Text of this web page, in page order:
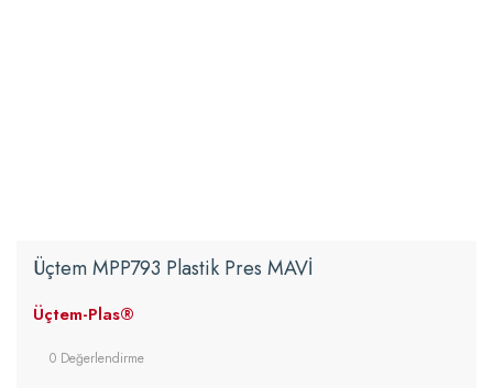
Üçtem MPP793 Plastik Pres MAVİ
Üçtem-Plas®
0 Değerlendirme